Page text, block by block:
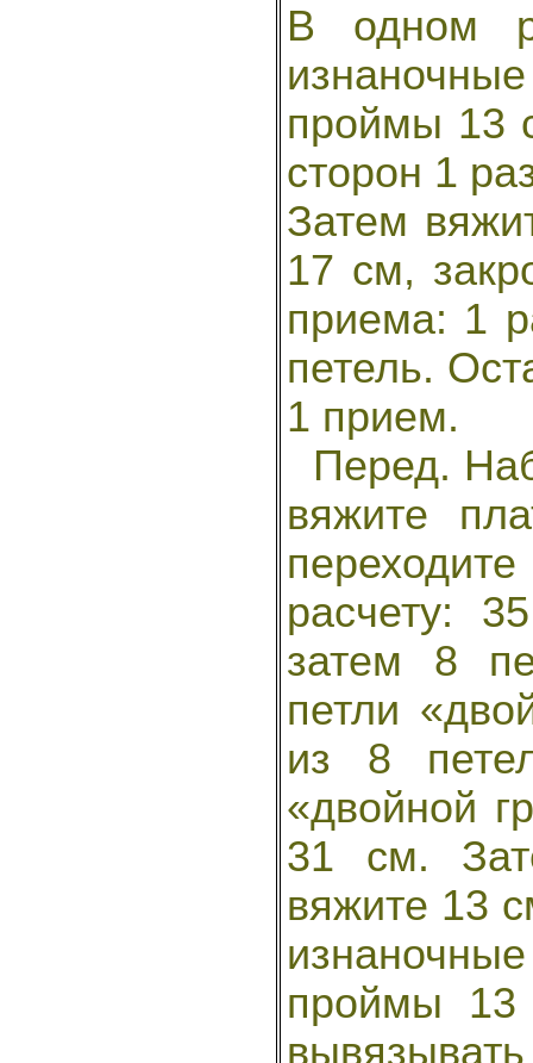
В одном
проймы 13
сторон 1
Затем
17 см,
приема: 1
петель.
1 прием.
Перед.
вяжите
расчету:
затем 8
петли
из 8
«двойной
31 см.
вяжите 13
проймы 13